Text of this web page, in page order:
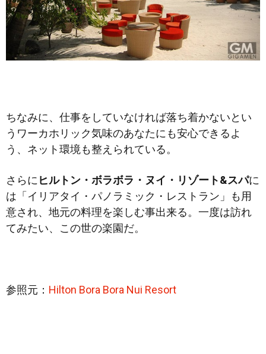
ちなみに、仕事をしていなければ落ち着かないとい
うワーカホリック気味のあなたにも安心できるよ
う、ネット環境も整えられている。
さらに ヒルトン・ボラボラ・ヌイ・リゾート&スパに
は「イリアタイ・パノラミック・レストラン」も用
意され、地元の料理を楽しむ事出来る。一度は訪れ
てみたい、この世の楽園だ。
参照元： Hilton Bora Bora Nui Resort